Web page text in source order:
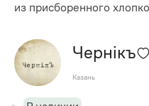
из присборенного
Чернiкъ
Казань